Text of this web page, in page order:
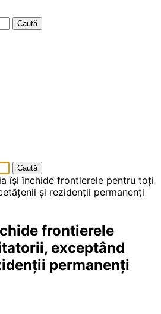
Caută
Caută
îşi închide frontierele pentru toţi
şi rezidenţii permanenţi
frontierele
exceptând
permanenţi